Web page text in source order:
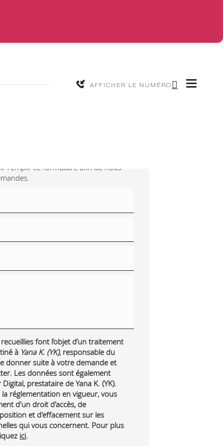
AFFICHER LE NUMÉRO
remplir ce formulaire afin de nous
font l’objet d’un traitement
à Yana K. (YK), responsable du
donner suite à votre demande et
Les données sont également
prestataire de Yana K. (YK).
réglementation en vigueur, vous
d'un droit d'accès, de
et d'effacement sur les
qui vous concernent. Pour plus
ici.